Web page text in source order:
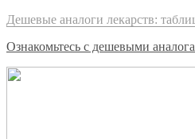
Дешевые аналоги лекарств:
Ознакомьтесь с дешевыми